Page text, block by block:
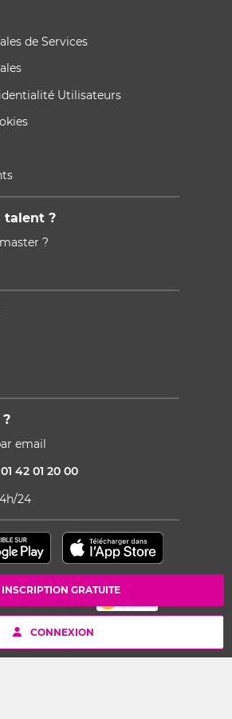
INSCRIPTION GRATUITE
CONNEXION
de Services
Utilisateurs
talent ?
?
email
01 42 01 20 00
24
100% sécurisé
Kang - Powered by Ingenio